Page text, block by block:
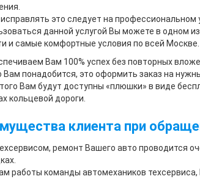
это следует на профессиональном
данной услугой Вы можете в одном
и самые комфортные условия по всей Москве.
Вам 100% успех без повторных
Вам понадобится, это оформить заказ на
Вам будут доступны «плюшки» в виде
кольцевой дороги.
клиента при
ремонт Вашего авто проводится
работы команды автомехаников